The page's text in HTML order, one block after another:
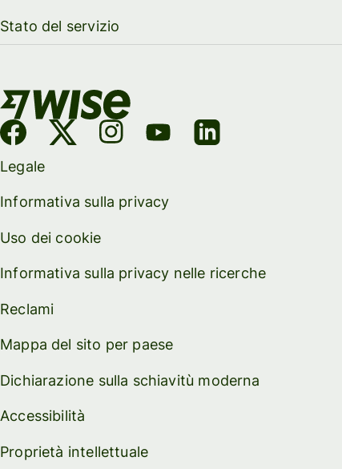
Stato del servizio
Legale
Informativa sulla privacy
Uso dei cookie
Informativa sulla privacy nelle ricerche
Reclami
Mappa del sito per paese
Dichiarazione sulla schiavitù moderna
Accessibilità
Proprietà intellettuale